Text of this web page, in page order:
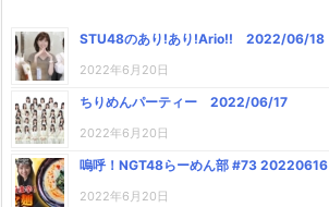
STU48のあり!あり!Ario!! 2022/06/18
2022年6月20日
ちりめんパーティー 2022/06/17
2022年6月20日
嗚呼！NGT48らーめん部 #73 20220616
2022年6月20日